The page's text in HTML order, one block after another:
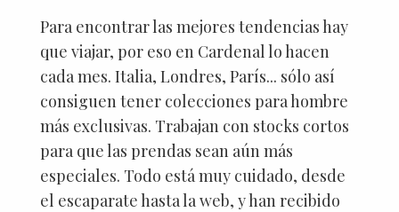
Para encontrar las mejores tendencias hay
que viajar, por eso en Cardenal lo hacen
cada mes. Italia, Londres, París... sólo así
consiguen tener colecciones para hombre
más exclusivas. Trabajan con stocks cortos
para que las prendas sean aún más
especiales. Todo está muy cuidado, desde
el escaparate hasta la web, y han recibido